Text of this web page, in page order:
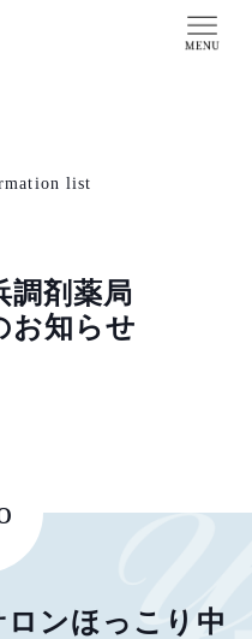
list
調剤薬局
お知らせ
ロンほっこり中